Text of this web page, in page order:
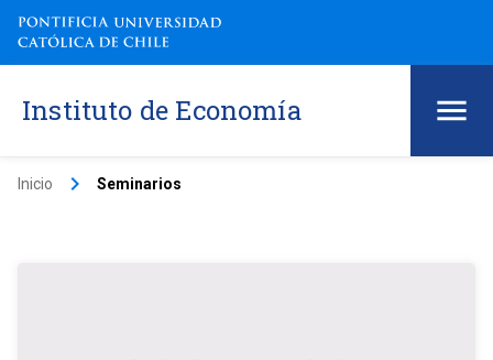
Instituto de Economía
Inicio keyboard_arrow_right Seminarios